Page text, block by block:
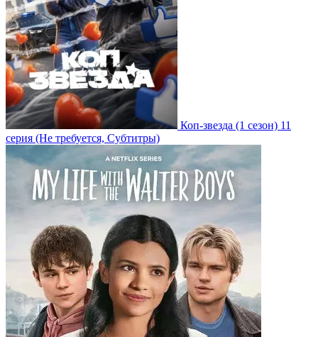
Коп-звезда (1 сезон) 11
серия (Не требуется, Субтитры)